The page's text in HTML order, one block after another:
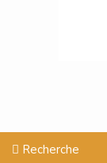
Recherche